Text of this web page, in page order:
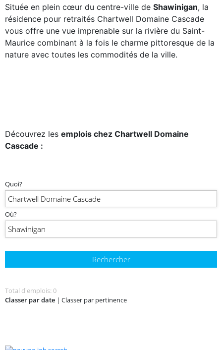
Située en plein cœur du centre-ville de Shawinigan, la
résidence pour retraités Chartwell Domaine Cascade
vous offre une vue imprenable sur la rivière du Saint-
Maurice combinant à la fois le charme pittoresque de la
nature avec toutes les commodités de la ville.
Découvrez les emplois chez Chartwell Domaine
Cascade :
Quoi?
Où?
Total d'emplois: 0
Classer par date | Classer par pertinence